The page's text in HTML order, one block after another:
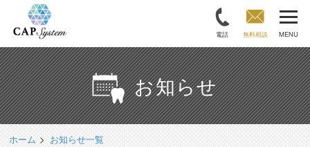
電話 無料相談 MENU
お知らせ
ホーム
お知らせ一覧